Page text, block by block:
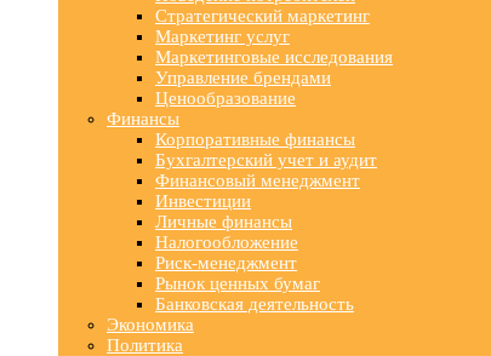
Стратегический маркетинг
Маркетинг услуг
Маркетинговые исследования
Управление брендами
Ценообразование
Финансы
Корпоративные финансы
Бухгалтерский учет и аудит
Финансовый менеджмент
Инвестиции
Личные финансы
Налогообложение
Риск-менеджмент
Рынок ценных бумаг
Банковская деятельность
Экономика
Политика